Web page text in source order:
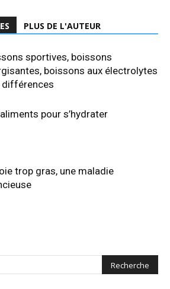
PLUS DE L'AUTEUR
sportives, boissons
boissons aux électrolytes
différences
pour s’hydrater
trop gras, une maladie